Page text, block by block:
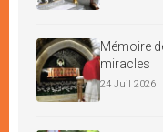
Mémoire
miracles
24 Juil 2026